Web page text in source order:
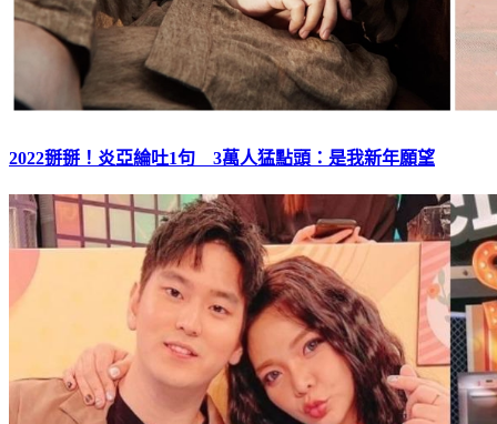
2022掰掰！炎亞綸吐1句 3萬人猛點頭：是我新年願望